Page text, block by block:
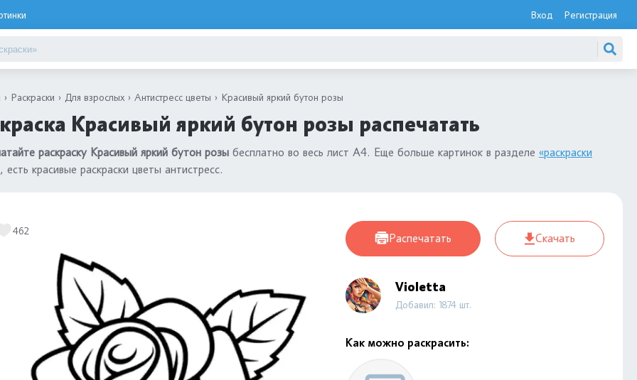
Вход Регистрация
Раскраски Для взрослых Антистресс цветы Красивый яркий бутон розы
Красивый яркий бутон розы распечатать
раскраску Красивый яркий бутон розы бесплатно во весь лист А4. Еще больше картинок в разделе «раскраски
, есть красивые раскраски цветы антистресс.
462
Распечатать Скачать
Violetta
Добавил: 1874 шт.
Как можно раскрасить: